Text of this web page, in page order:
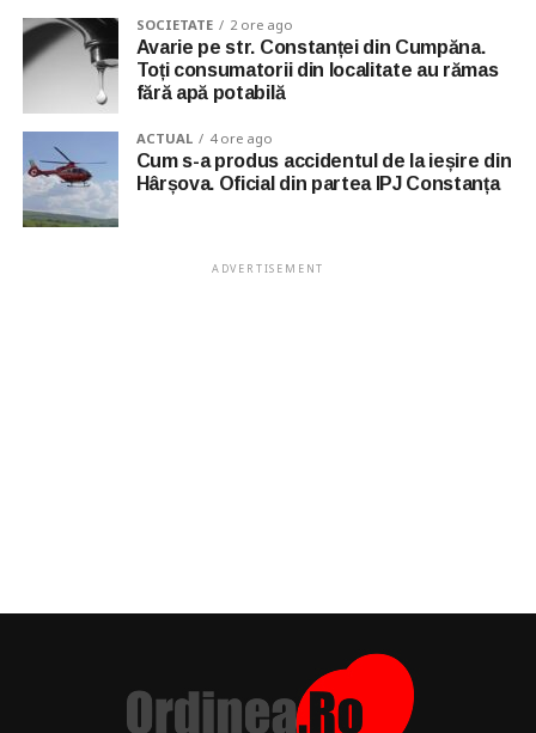
SOCIETATE 2 ore ago
Avarie pe str. Constanței din Cumpăna.
Toți consumatorii din localitate au rămas
fără apă potabilă
ACTUAL 4 ore ago
Cum s-a produs accidentul de la ieșire din
Hârșova. Oficial din partea IPJ Constanța
ADVERTISEMENT